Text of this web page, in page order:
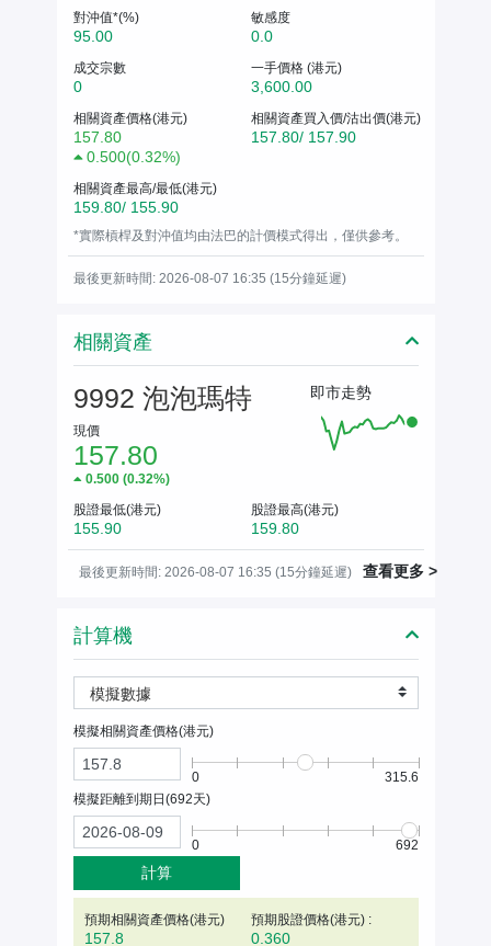
對沖值*(%)
95.00
敏感度
0.0
成交宗數
0
一手價格 (港元)
3,600.00
相關資產價格(港元)
157.80
0.500(0.32%)
相關資產買入價/沽出價(港元)
157.80/ 157.90
相關資產最高/最低(港元)
159.80/ 155.90
*實際槓桿及對沖值均由法巴的計價模式得出，僅供參考。
最後更新時間: 2026-08-07 16:35 (15分鐘延遲)
相關資產
9992 泡泡瑪特
現價
157.80
0.500(0.32%)
即市走勢
股證最低(港元)
155.90
股證最高(港元)
159.80
最後更新時間: 2026-08-07 16:35 (15分鐘延遲) 查看更多 >
計算機
模擬數據
模擬相關資產價格(港元)
0
315.6
模擬距離到期日(692天)
0 692
計算
預期相關資產價格(港元)
157.8
預期股證價格(港元) :
0.360